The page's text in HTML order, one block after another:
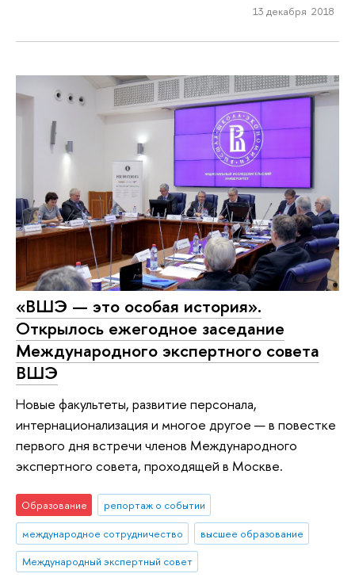
13 декабря 2018
«ВШЭ — это особая история».
Открылось ежегодное заседание
Международного экспертного совета
ВШЭ
Новые факультеты, развитие персонала,
интернационализация и многое другое — в повестке
первого дня встречи членов Международного
экспертного совета, проходящей в Москве.
Образование
репортаж о событии
международное сотрудничество
высшее образование
Международный экспертный совет